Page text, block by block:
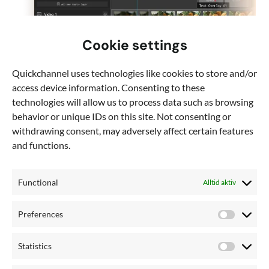
Cookie settings
Quickchannel uses technologies like cookies to store and/or
access device information. Consenting to these
technologies will allow us to process data such as browsing
behavior or unique IDs on this site. Not consenting or
withdrawing consent, may adversely affect certain features
and functions.
Functional Alltid aktiv
Preferences
Statistics Statistics
Intuitiv drag-och-
släpp
videoredigerare
investeringsvideor på några minuter och
Läs mer om videoredigering